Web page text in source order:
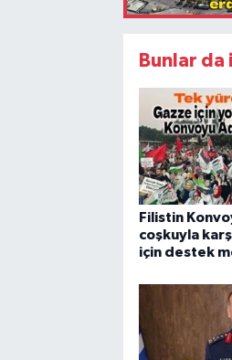
Bunlar
Filistin
coşkuyla
için destek